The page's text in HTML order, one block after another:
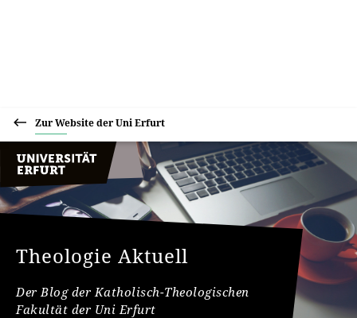
Zur Website der Uni Erfurt
Theologie Aktuell
Der Blog der Katholisch-Theologischen
Fakultät der Uni Erfurt